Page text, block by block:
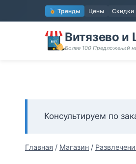
к
содержимому
Тренды Цены Скидки
Витязево и
Более 100 Предложений
Консультируем по
Главная / Магазин /